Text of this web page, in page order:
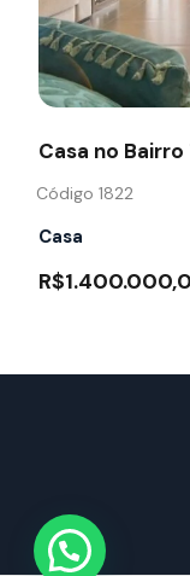
Casa no
Código 1822
Casa